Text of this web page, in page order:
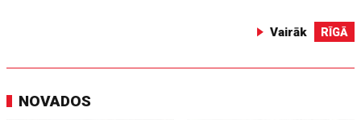
Vairāk RĪGĀ
NOVADOS